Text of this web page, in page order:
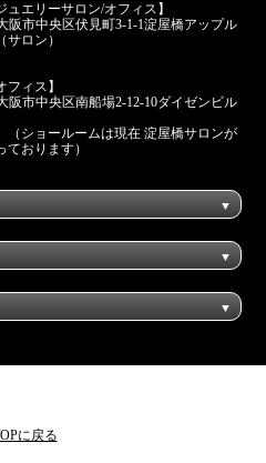
エリーサロン/オフィス】
阪市中央区伏見町3-1-1淀屋橋アップル
サロン）
ィス】
阪市中央区南船場2-12-10ダイゼンビル
ショールームは現在 淀屋橋サロンが
ております）
に戻る